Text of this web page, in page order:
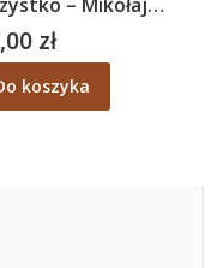
zł
koszyka